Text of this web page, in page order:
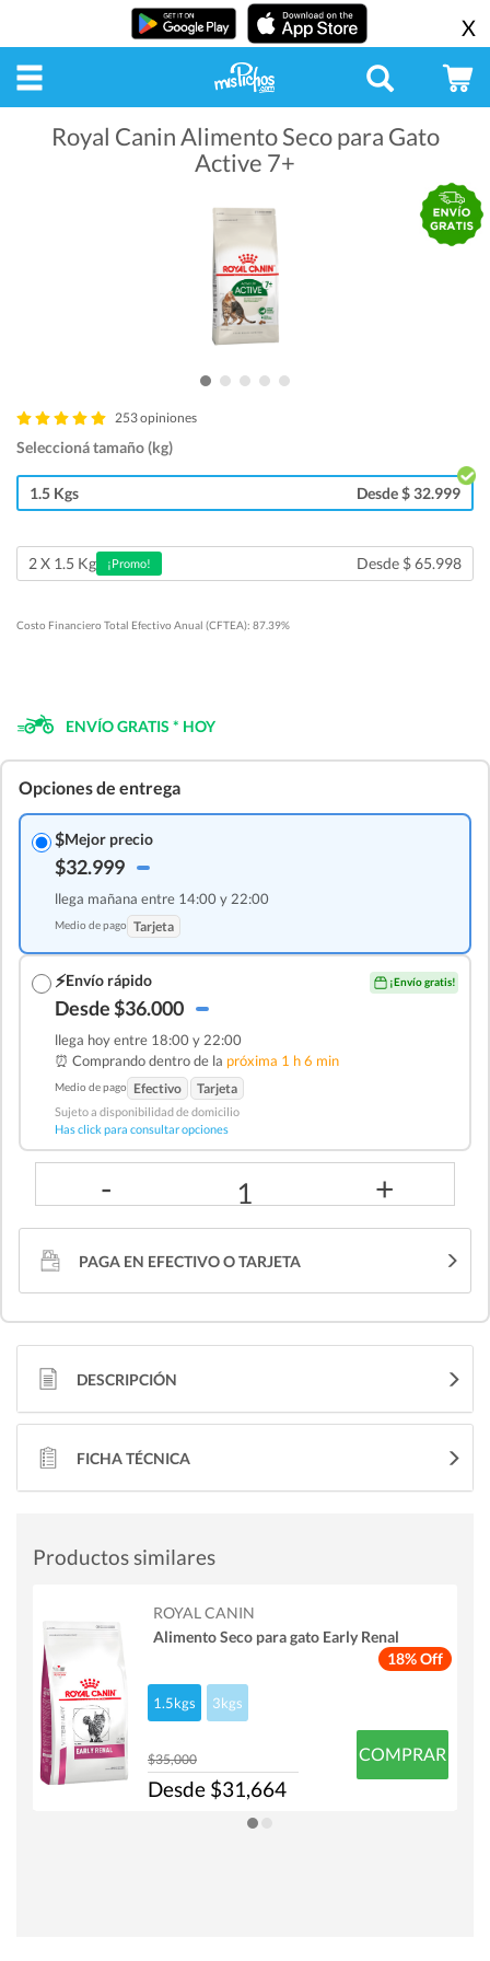
X
Royal Canin Alimento Seco para Gato
Active 7+
253 opiniones
Seleccioná tamaño (kg)
1.5 Kgs Desde $ 32.999
2 X 1.5 Kg ¡Promo! Desde $ 65.998
Costo Financiero Total Efectivo Anual (CFTEA): 87.39%
ENVÍO GRATIS * HOY
Opciones de entrega
$Mejor precio
$32.999
llega mañana entre 14:00 y 22:00
Medio de pago Tarjeta
⚡Envío rápido ¡Envío gratis!
Desde $36.000
llega hoy entre 18:00 y 22:00
⏰ Comprando dentro de la próxima 1 h 6 min
Medio de pago Efectivo Tarjeta
Sujeto a disponibilidad de domicilio
Has click para consultar opciones
- 1 +
PAGA EN EFECTIVO O TARJETA
DESCRIPCIÓN
FICHA TÉCNICA
Productos similares
18% Off
ROYAL CANIN
Alimento Seco para gato Early Renal
1.5kgs 3kgs
$35,000
Desde $31,664
COMPRAR